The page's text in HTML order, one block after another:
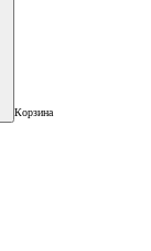
Корзина